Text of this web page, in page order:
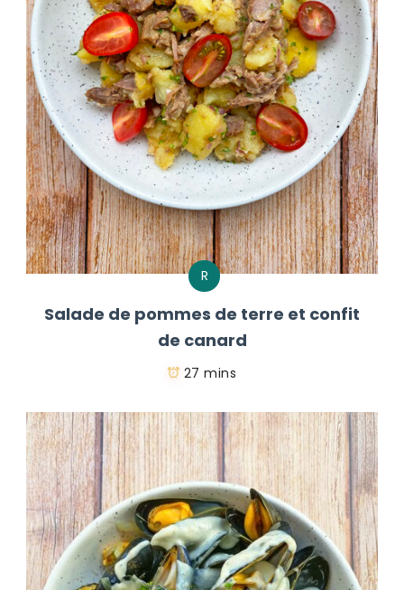
R
Salade de pommes de terre et confit
de canard
27 mins